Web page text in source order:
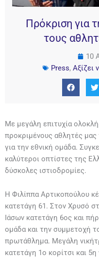
Πρόκριση για
τους
10
Press, Αξίζει
Με μεγάλη επιτυχία
προκριμένους αθλητές
για την εθνική ομάδα.
καλύτεροι οπτίστες της
δύσκολες ιστιοδρομίες.
Η Φιλίππα Αρτικοπούλου
κατετάγη 61. Στον Χρυσό
Ιάσων κατετάγη 6ος και
ομάδα και την συμμετοχή
πρωτάθλημα. Μεγάλη
κατετάγη 1ο κορίτσι και